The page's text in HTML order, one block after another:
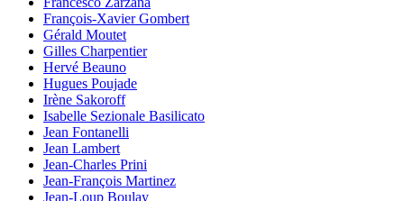
François-Xavier Gombert
Gérald Moutet
Gilles Charpentier
Hervé Beauno
Hugues Poujade
Irène Sakoroff
Isabelle Sezionale Basilicato
Jean Fontanelli
Jean Lambert
Jean-Charles Prini
Jean-François Martinez
Jean-Loup Boulay